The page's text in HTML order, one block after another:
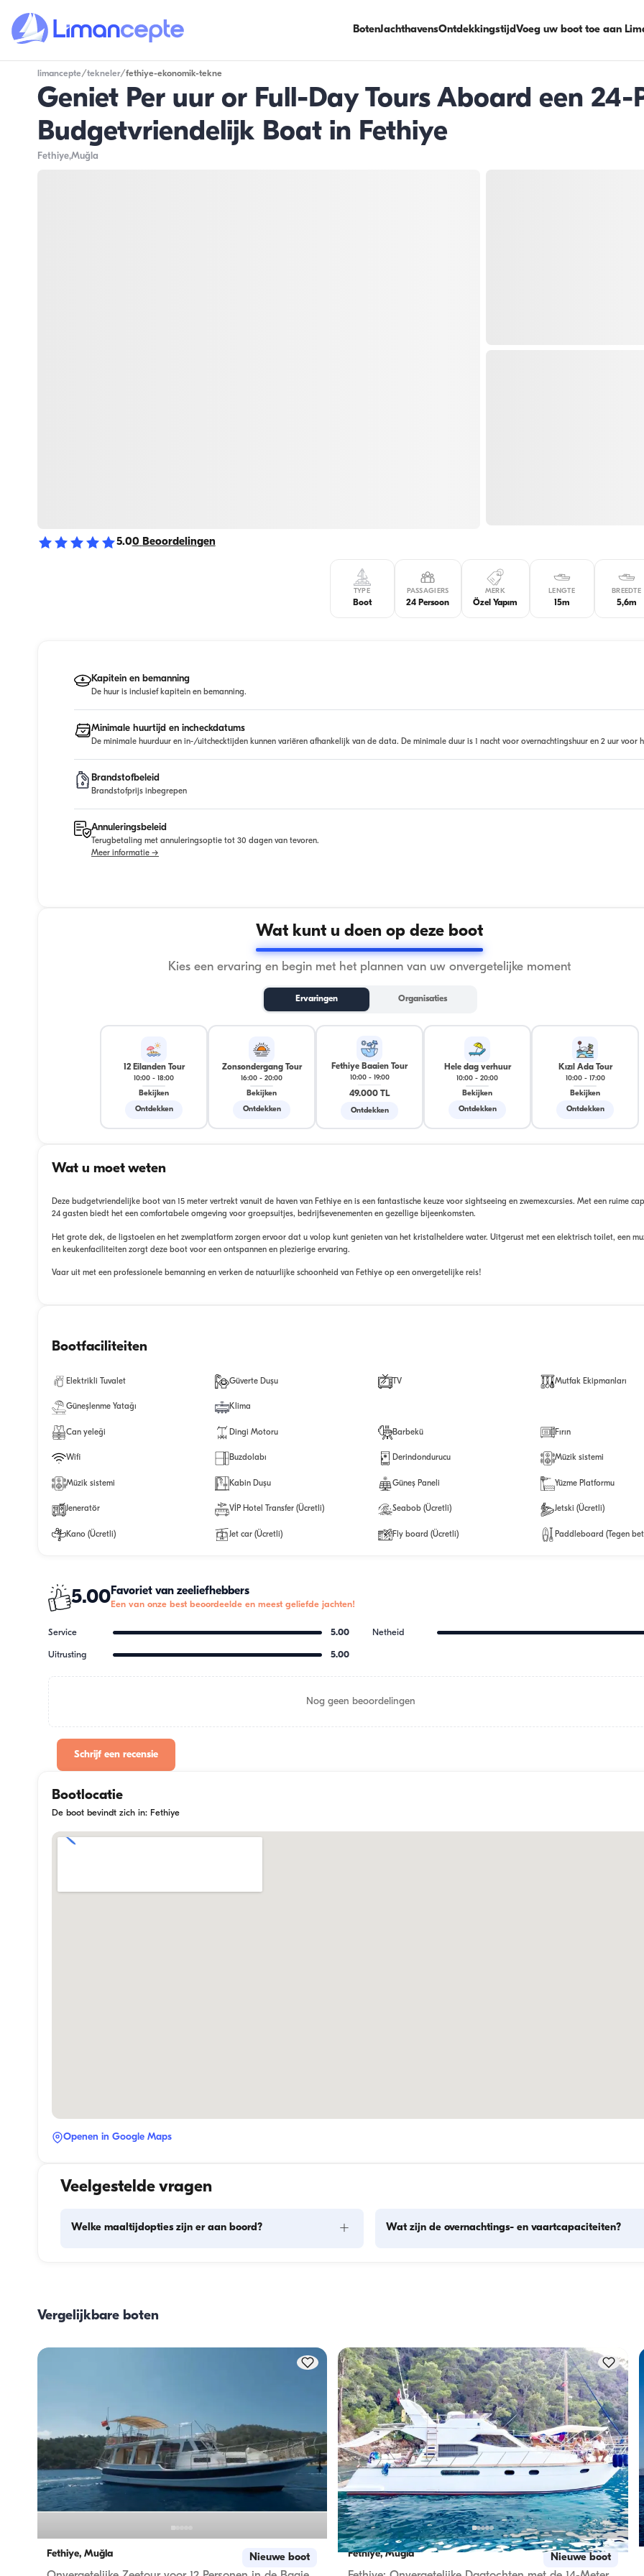
BotenJachthavensOntdekkingstijdVoeg uw boot toe aan
limancepte/tekneler/fethiye-ekonomik-tekne
Geniet Per uur or Full-Day Tours Aboard een 24-
Budgetvriendelijk Boat in Fethiye
Fethiye,Muğla
5.00 Beoordelingen
TYPE
Boot
PASSAGIERS
24 Persoon
MERK
Özel Yapım
LENGTE
15m
BREEDTE
5,6m
Kapitein en bemanning
De huur is inclusief kapitein en bemanning.
Minimale huurtijd en incheckdatums
De minimale huurduur en in-/uitchecktijden kunnen variëren afhankelijk van de data. De minimale duur is 1 nacht voor overnachtingshuur en 2 uur voor
Brandstofbeleid
Brandstofprijs inbegrepen
Annuleringsbeleid
Terugbetaling met annuleringsoptie tot 30 dagen van tevoren.
Meer informatie →
Wat kunt u doen op deze boot
Kies een ervaring en begin met het plannen van uw onvergetelijke moment
Ervaringen Organisaties
12 Eilanden Tour
10:00 - 18:00
Bekijken
Ontdekken
Zonsondergang Tour
16:00 - 20:00
Bekijken
Ontdekken
Fethiye Baaien Tour
10:00- 19:00
49.000 TL
Ontdekken
Hele dag verhuur
10:00 - 20:00
Bekijken
Ontdekken
Kızıl Ada Tour
10:00- 17:00
Bekijken
Ontdekken
Wat u moet weten
Deze budgetvriendelijke boot van 15 meter vertrekt vanuit de haven van Fethiye en is een fantastische keuze voor sightseeing en zwemexcursies. Met een ruime
24 gasten biedt het een comfortabele omgeving voor groepsuitjes, bedrijfsevenementen en gezellige bijeenkomsten.
Het grote dek, de ligstoelen en het zwemplatform zorgen ervoor dat u volop kunt genieten van het kristalheldere water. Uitgerust met een elektrisch toilet, een
en keukenfaciliteiten zorgt deze boot voor een ontspannen en plezierige ervaring.
Vaar uit met een professionele bemanning en verken de natuurlijke schoonheid van Fethiye op een onvergetelijke reis!
Bootfaciliteiten
Elektrikli Tuvalet Güverte Duşu TV Mutfak Ekipmanları
Güneşlenme Yatağı Klima
Can yeleği Dingi Motoru Barbekü Fırın
Wifi Buzdolabı Derindondurucu Müzik sistemi
Müzik sistemi Kabin Duşu Güneş Paneli Yüzme Platformu
Jeneratör VİP Hotel Transfer (Ücretli) Seabob (Ücretli) Jetski (Ücretli)
Kano (Ücretli) Jet car (Ücretli) Fly board (Ücretli) Paddleboard (Tegen
5.00Favoriet van zeeliefhebbers
Een van onze best beoordeelde en meest geliefde jachten!
Service 5.00 Netheid
Uitrusting 5.00
Nog geen beoordelingen
Schrijf een recensie
Bootlocatie
De boot bevindt zich in: Fethiye
Openen in Google Maps
Veelgestelde vragen
Welke maaltijdopties zijn er aan boord? +
bemanning overlaten. De bereiding van de maaltijden wordt
Wat zijn de overnachtings- en vaartcapaciteiten?
Vergelijkbare boten
Fethiye, Muğla Nieuwe boot Fethiye, Muğla Nieuwe boot